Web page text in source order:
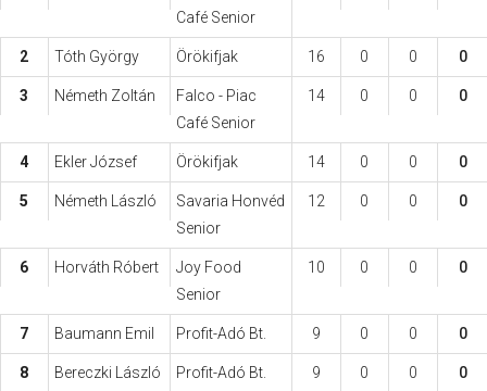
Café Senior
2 Tóth György Örökifjak 16 0 0 0
3 Németh Zoltán
Falco - Piac
Café Senior
14 0 0 0
4 Ekler József Örökifjak 14 0 0 0
5 Németh László
Savaria Honvéd
Senior
12 0 0 0
6 Horváth Róbert
Joy Food
Senior
10 0 0 0
7 Baumann Emil Profit-Adó Bt. 9 0 0 0
8 Bereczki László Profit-Adó Bt. 9 0 0 0